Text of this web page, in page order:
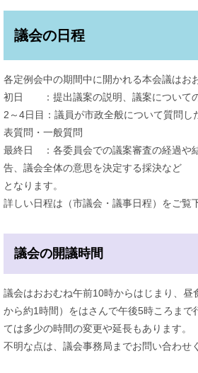
議会の日程
各定例会中の期間中に開かれる本会議はお
初日 ：提出議案の説明、議案について
2～4日目：議員が市政全般について質問し
表質問・一般質問
最終日 ：各委員会での議案審査の経過や
告、議会全体の意思を決定する採決など
となります。
詳しい日程は（市議会・議事日程）をご覧
議会の開議時間
議会はおおむね午前10時からはじまり、昼
から約1時間）をはさんで午後5時ころまで
ては多少の時間の変更や延長もあります。
不明な点は、議会事務局までお問い合わせ